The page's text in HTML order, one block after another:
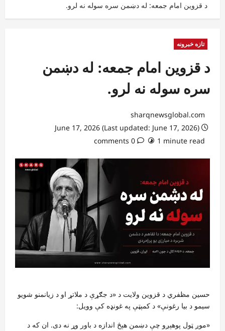
د قزوين امام جمعه: له دښمن سره سوله نه لرو.
تازه خبرونه
د قزوين امام جمعه: له دښمن
سره سوله نه لرو.
sharqnewsglobal.com
1 minute read
0 comments
حسین مظفري د قزوين ولايت د «د جګړې د ملاتړ او د زيانمنو شويو
سيمو د بيا رغونې» د کمېټې په غونډه کې وويل:
«موږ ټول پوهېږو چې دښمن هېڅ اندازه د باور وړ نه دی. ان که د